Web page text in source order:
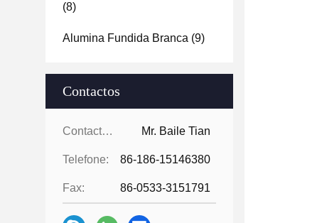
(8)
Alumina Fundida Branca (9)
Contactos
Contactos: Mr. Baile Tian
Telefone: 86-186-15146380
Fax: 86-0533-3151791